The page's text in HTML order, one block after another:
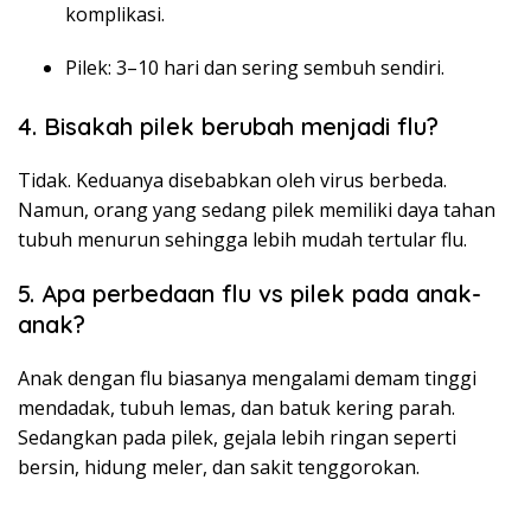
komplikasi.
Pilek: 3–10 hari dan sering sembuh sendiri.
4. Bisakah pilek berubah menjadi flu?
Tidak. Keduanya disebabkan oleh virus berbeda.
Namun, orang yang sedang pilek memiliki daya tahan
tubuh menurun sehingga lebih mudah tertular flu.
5. Apa perbedaan flu vs pilek pada anak-
anak?
Anak dengan flu biasanya mengalami demam tinggi
mendadak, tubuh lemas, dan batuk kering parah.
Sedangkan pada pilek, gejala lebih ringan seperti
bersin, hidung meler, dan sakit tenggorokan.